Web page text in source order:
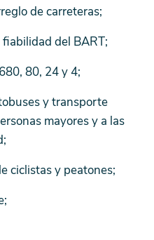
de carreteras;
del BART;
80, 24 y 4;
y transporte
mayores y a las
ciclistas y peatones;